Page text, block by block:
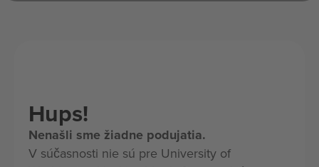
Hups!
Nenašli sme žiadne podujatia.
V súčasnosti nie sú pre University of